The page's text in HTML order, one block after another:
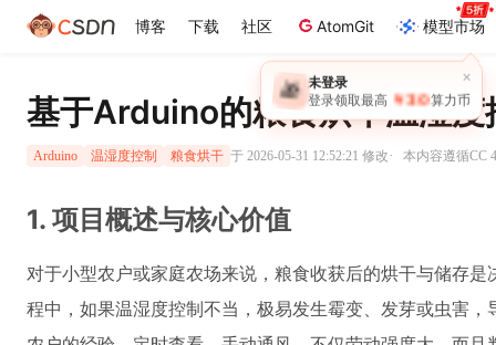
博客 下载 社区 AtomGit 模型市场
×
🎁 未登录
登录领取最高 ￥30 算力币
基于Arduino的粮食烘干温湿度
Arduino 温湿度控制 粮食烘干 于 2026-05-31 12:52:21 修改· 本内容遵循CC
1. 项目概述与核心价值
对于小型农户或家庭农场来说，粮食收获后的烘干与储存
程中，如果温湿度控制不当，极易发生霉变、发芽或虫害